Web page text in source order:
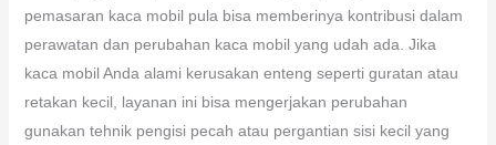
pemasaran kaca mobil pula bisa memberinya kontribusi dalam
perawatan dan perubahan kaca mobil yang udah ada. Jika
kaca mobil Anda alami kerusakan enteng seperti guratan atau
retakan kecil, layanan ini bisa mengerjakan perubahan
gunakan tehnik pengisi pecah atau pergantian sisi kecil yang